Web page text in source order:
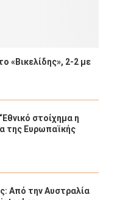
«Βικελίδης», 2-2 με
στοίχημα η
της Ευρωπαϊκής
Από την Αυστραλία